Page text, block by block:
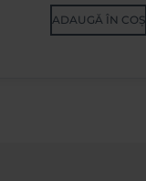
ADAUGĂ ÎN COȘ